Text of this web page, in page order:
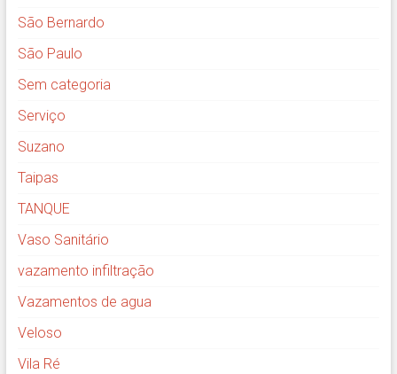
São Bernardo
São Paulo
Sem categoria
Serviço
Suzano
Taipas
TANQUE
Vaso Sanitário
vazamento infiltração
Vazamentos de agua
Veloso
Vila Ré